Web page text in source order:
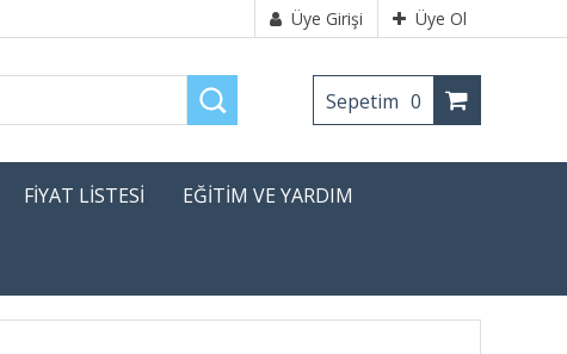
Üye Girişi Üye Ol
Sepetim 0
FİYAT LİSTESİ EĞİTİM VE YARDIM